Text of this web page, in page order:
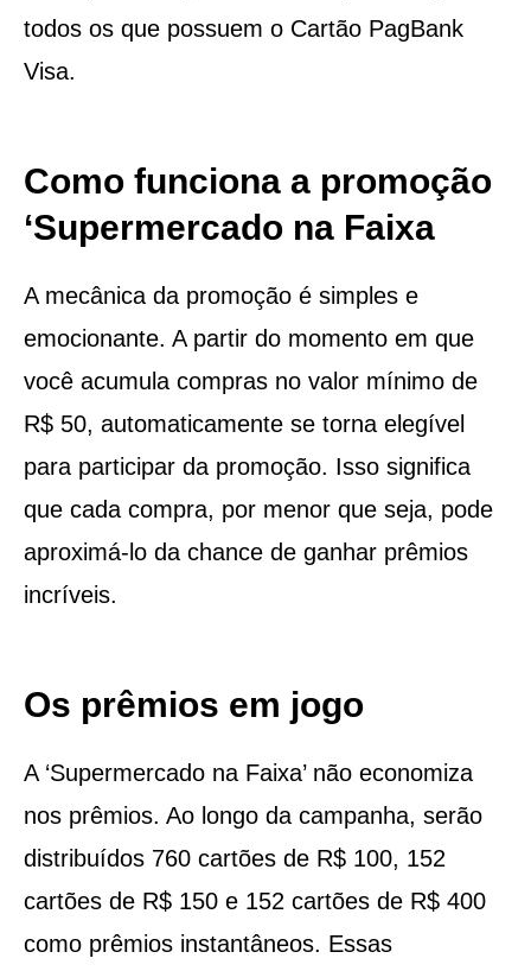
todos os que possuem o Cartão PagBank
Visa.
Como funciona a promoção
‘Supermercado na Faixa
A mecânica da promoção é simples e
emocionante. A partir do momento em que
você acumula compras no valor mínimo de
R$ 50, automaticamente se torna elegível
para participar da promoção. Isso significa
que cada compra, por menor que seja, pode
aproximá-lo da chance de ganhar prêmios
incríveis.
Os prêmios em jogo
A ‘Supermercado na Faixa’ não economiza
nos prêmios. Ao longo da campanha, serão
distribuídos 760 cartões de R$ 100, 152
cartões de R$ 150 e 152 cartões de R$ 400
como prêmios instantâneos. Essas